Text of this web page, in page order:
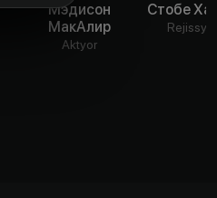
Мэдисон
МакАлир
Aktyor
Стобе
Rejissyor